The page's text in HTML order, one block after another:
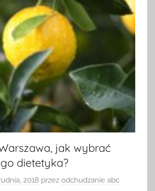
jak wybrać
dietetyka?
2018 przez odchudzanie abc